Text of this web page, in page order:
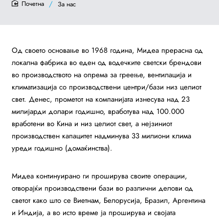
За нас
Од своето основање во 1968 година, Мидеа прерасна од
локална фабрика во еден од водечките светски брендови
во производството на опрема за греење, вентилација и
климатизација со производствени центри/бази низ целиот
свет. Денес, прометот на компанијата изнесува над 23
милијарди долари годишно, вработува над 100.000
вработени во Кина и низ целиот свет, а нејзиниот
производствен капацитет надминува 33 милиони клима
уреди годишно (домаќинства).
Мидеа континуирано ги проширува своите операции,
отворајќи производствени бази во различни делови од
светот како што се Виетнам, Белорусија, Бразил, Аргентина
и Индија, а во исто време ја проширува и својата